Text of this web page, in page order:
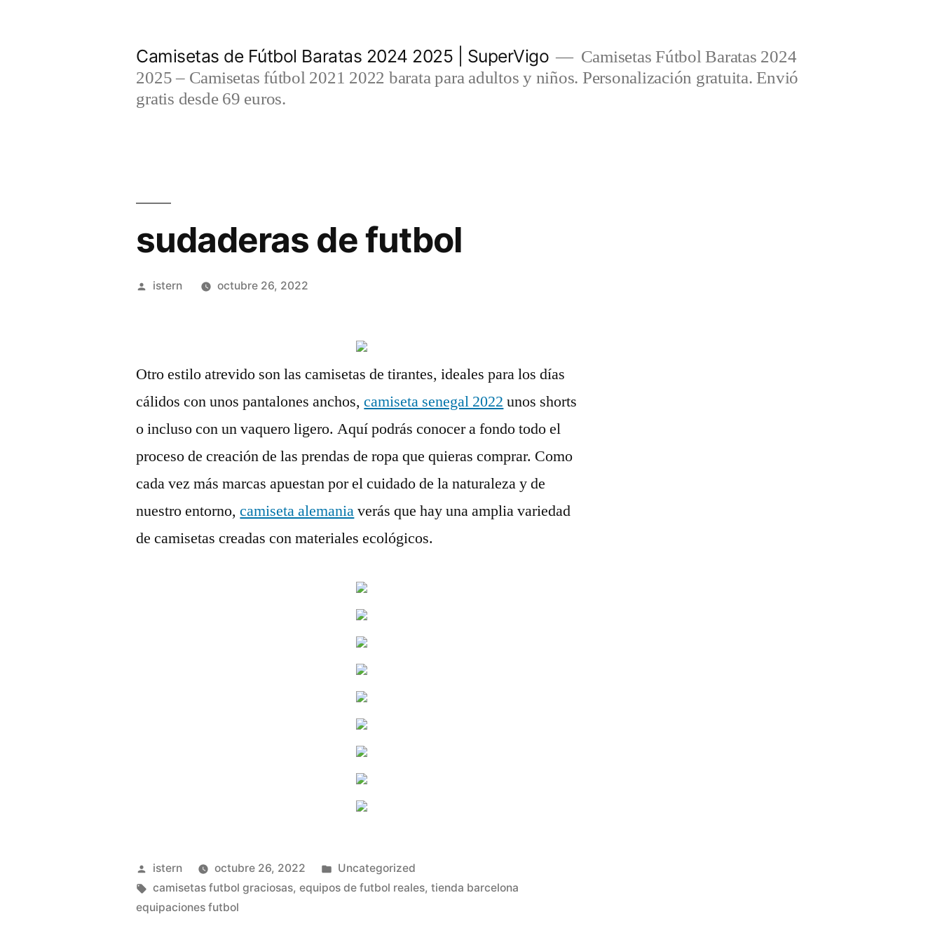
Camisetas de Fútbol Baratas 2024 2025 | SuperVigo
Camisetas Fútbol Baratas 2024
2025 – Camisetas fútbol 2021 2022 barata para adultos y niños. Personalización gratuita. Envió
gratis desde 69 euros.
sudaderas de futbol
Publicado
istern octubre 26, 2022
Otro estilo atrevido son las camisetas de tirantes, ideales para los días
cálidos con unos pantalones anchos,camiseta senegal 2022 unos shorts
o incluso con un vaquero ligero. Aquí podrás conocer a fondo todo el
proceso de creación de las prendas de ropa que quieras comprar. Como
cada vez más marcas apuestan por el cuidado de la naturaleza y de
nuestro entorno,camiseta alemaniaverás que hay una amplia variedad
de camisetas creadas con materiales ecológicos.
Publicado
por
istern octubre 26, 2022
Publicado
en
Uncategorized
Etiquetas:
camisetas futbol graciosas,equipos de futbol reales,tienda barcelona
equipaciones futbol